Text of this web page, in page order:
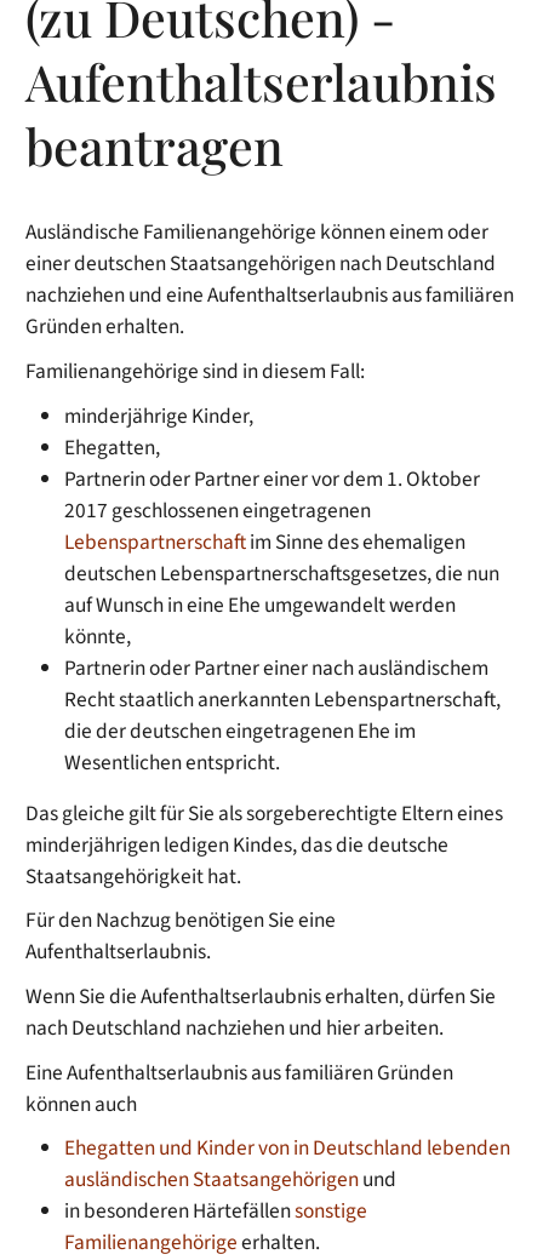
(zu Deutschen) -
Aufenthaltserlaubnis
beantragen
Ausländische Familienangehörige können einem oder
einer deutschen Staatsangehörigen nach Deutschland
nachziehen und eine Aufenthaltserlaubnis aus familiären
Gründen erhalten.
Familienangehörige sind in diesem Fall:
minderjährige Kinder,
Ehegatten,
Partnerin oder Partner einer vor dem 1. Oktober
2017 geschlossenen eingetragenen
Lebenspartnerschaftim Sinne des ehemaligen
deutschen Lebenspartnerschaftsgesetzes, die nun
auf Wunsch in eine Ehe umgewandelt werden
könnte,
Partnerin oder Partner einer nach ausländischem
Recht staatlich anerkannten Lebenspartnerschaft,
die der deutschen eingetragenen Ehe im
Wesentlichen entspricht.
Das gleiche gilt für Sie als sorgeberechtigte Eltern eines
minderjährigen ledigen Kindes, das die deutsche
Staatsangehörigkeit hat.
Für den Nachzug benötigen Sie eine
Aufenthaltserlaubnis.
Wenn Sie die Aufenthaltserlaubnis erhalten, dürfen Sie
nach Deutschland nachziehen und hier arbeiten.
Eine Aufenthaltserlaubnis aus familiären Gründen
können auch
Ehegatten und Kinder von in Deutschland lebenden
ausländischen Staatsangehörigenund
in besonderen Härtefällensonstige
Familienangehörigeerhalten.